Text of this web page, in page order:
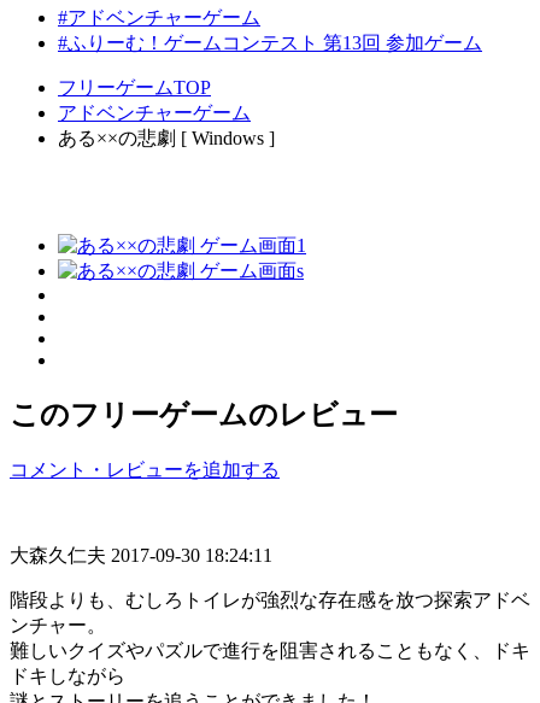
#アドベンチャーゲーム
#ふりーむ！ゲームコンテスト 第13回 参加ゲーム
フリーゲームTOP
アドベンチャーゲーム
ある××の悲劇 [ Windows ]
このフリーゲームのレビュー
コメント・レビューを追加する
大森久仁夫 2017-09-30 18:24:11
階段よりも、むしろトイレが強烈な存在感を放つ探索アドベ
ンチャー。
難しいクイズやパズルで進行を阻害されることもなく、ドキ
ドキしながら